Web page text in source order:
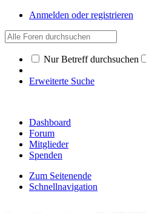
Anmelden oder registrieren
Nur Betreff durchsuchen
Erweiterte Suche
Dashboard
Forum
Mitglieder
Spenden
Zum Seitenende
Schnellnavigation